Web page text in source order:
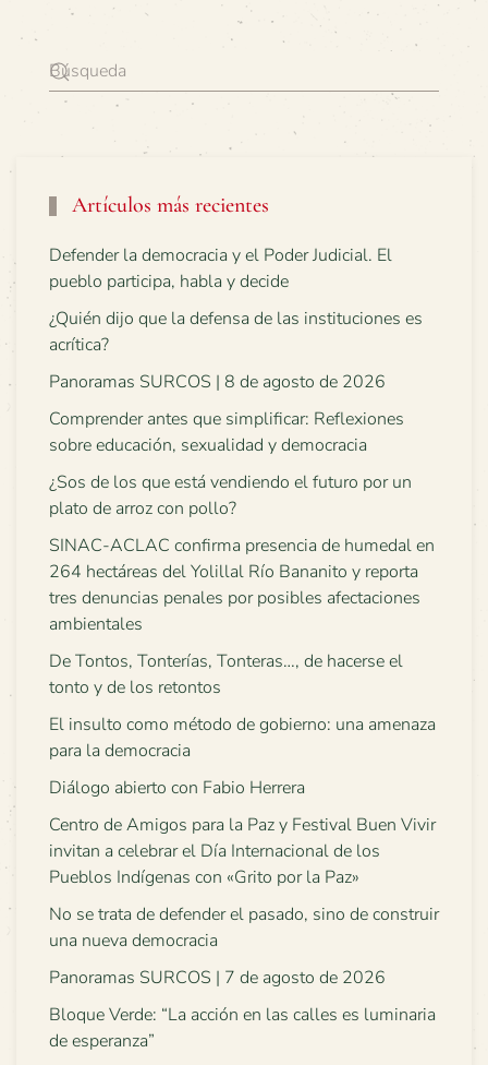
Artículos más recientes
Defender la democracia y el Poder Judicial. El
pueblo participa, habla y decide
¿Quién dijo que la defensa de las instituciones es
acrítica?
Panoramas SURCOS | 8 de agosto de 2026
Comprender antes que simplificar: Reflexiones
sobre educación, sexualidad y democracia
¿Sos de los que está vendiendo el futuro por un
plato de arroz con pollo?
SINAC-ACLAC confirma presencia de humedal en
264 hectáreas del Yolillal Río Bananito y reporta
tres denuncias penales por posibles afectaciones
ambientales
De Tontos, Tonterías, Tonteras…, de hacerse el
tonto y de los retontos
El insulto como método de gobierno: una amenaza
para la democracia
Diálogo abierto con Fabio Herrera
Centro de Amigos para la Paz y Festival Buen Vivir
invitan a celebrar el Día Internacional de los
Pueblos Indígenas con «Grito por la Paz»
No se trata de defender el pasado, sino de construir
una nueva democracia
Panoramas SURCOS | 7 de agosto de 2026
Bloque Verde: “La acción en las calles es luminaria
de esperanza”